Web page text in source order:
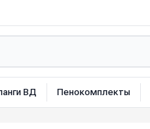
ВД Пенокомплекты